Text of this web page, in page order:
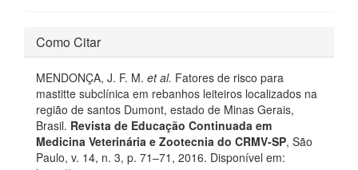
Como Citar
MENDONÇA, J. F. M. et al. Fatores de risco para
mastitte subclínica em rebanhos leiteiros localizados na
região de santos Dumont, estado de Minas Gerais,
Brasil. Revista de Educação Continuada em
Medicina Veterinária e Zootecnia do CRMV-SP, São
Paulo, v. 14, n. 3, p. 71–71, 2016. Disponível em: